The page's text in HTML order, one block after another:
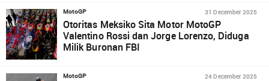
MotoGP 31 December 2025
Otoritas Meksiko Sita Motor MotoGP
Valentino Rossi dan Jorge Lorenzo, Diduga
Milik Buronan FBI
MotoGP 24 December 2025